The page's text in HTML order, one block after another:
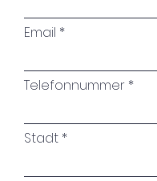
Email
Telefonnummer
Stadt